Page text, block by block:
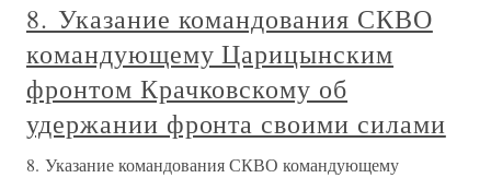
8. Указание командования СКВО
командующему Царицынским
фронтом Крачковскому об
удержании фронта своими силами
8. Указание командования СКВО командующему